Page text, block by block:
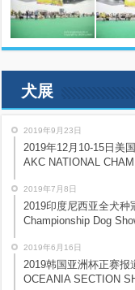
犬展
2019年9月23日
2019年12月10-15日美
AKC NATIONAL
2019年7月8日
2019印度尼西亚全犬种
Championship Dog
2019年6月16日
2019韩国亚洲杯正赛
OCEANIA SECTION